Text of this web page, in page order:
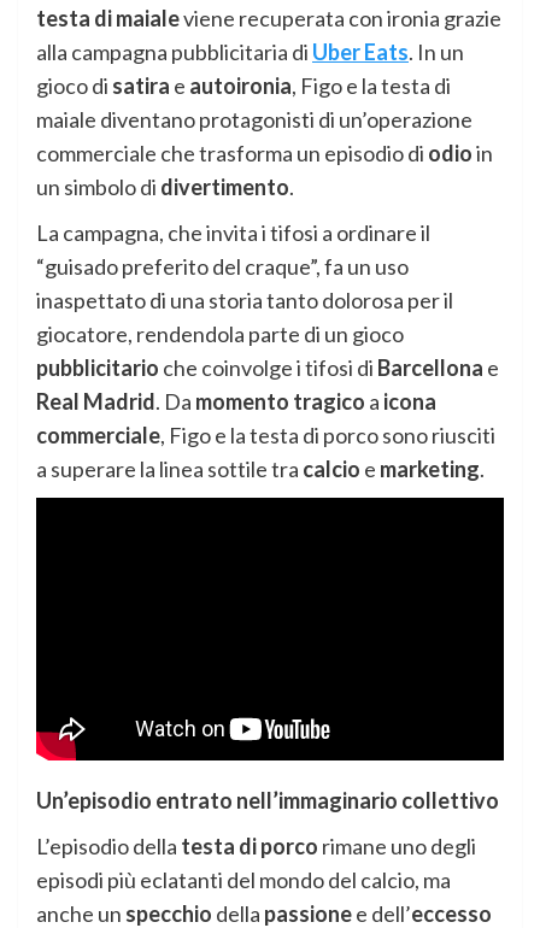
testa di maialeviene recuperata con ironia grazie
alla campagna pubblicitaria di Uber Eats. In un
gioco di satira e autoironia, Figo e la testa di
maiale diventano protagonisti di un’operazione
commerciale che trasforma un episodio di odioin
un simbolo di divertimento.
La campagna, che invita i tifosi a ordinare il
“guisado preferito del craque”, fa un uso
inaspettato di una storia tanto dolorosa per il
giocatore, rendendola parte di un gioco
pubblicitario che coinvolge i tifosi di Barcellona e
Real Madrid. Da momento tragico a icona
commerciale, Figo e la testa di porco sono riusciti
a superare la linea sottile tra calcio e marketing.
Un’episodio entrato nell’immaginario collettivo
L’episodio della testa di porco rimane uno degli
episodi più eclatanti del mondo del calcio, ma
anche un specchio della passionee dell’eccesso